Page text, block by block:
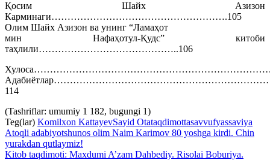
Қосим Шайх Азизон
Карминаги……………………………………………….105
Олим Шайх Азизон ва унинг “Ламаҳот
мин Нафаҳотул-Қудс” китоби
таҳлили……………………………………..106
114
(Tashriflar: umumiy 1 182, bugungi 1)
Teg(lar) Komilxon KattayevSayid Otataqdimottasavvufyassaviya
Atoqli adabiyotshunos olim Naim Karimov 80 yoshga kirdi. Chin
yurakdan qutlaymiz!
Kitob taqdimoti: Maxdumi A’zam Dahbediy. Risolai Boburiya.